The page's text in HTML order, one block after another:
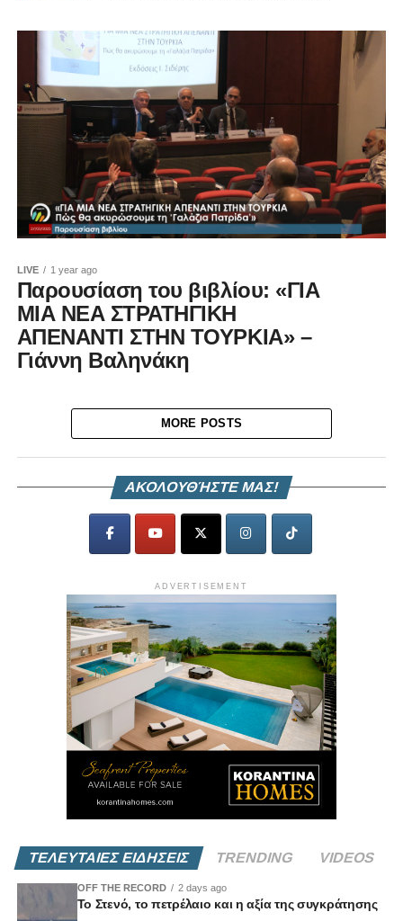
LIVE 1 year ago
Παρουσίαση του βιβλίου: «ΓΙΑ
ΜΙΑ ΝΕΑ ΣΤΡΑΤΗΓΙΚΗ
ΑΠΕΝΑΝΤΙ ΣΤΗΝ ΤΟΥΡΚΙΑ» –
Γιάννη Βαληνάκη
MORE POSTS
ΑΚΟΛΟΥΘΉΣΤΕ ΜΑΣ!
ADVERTISEMENT
ΤΕΛΕΥΤΑΙΕΣ ΕΙΔΗΣΕΙΣ TRENDING VIDEOS
OFF THE RECORD 2 days ago
Το Στενό, το πετρέλαιο και η αξία της συγκράτησης